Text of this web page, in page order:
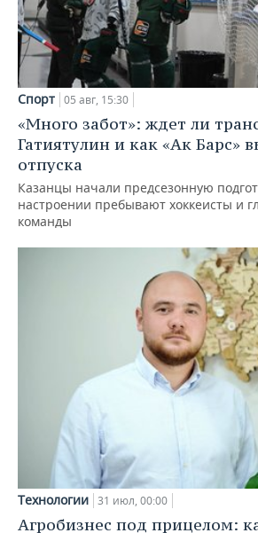
Спорт 05 авг, 15:30
«Много забот»: ждет ли
Гатиятулин и как «Ак Барс»
отпуска
Казанцы начали предсезонную
настроении пребывают хоккеисты и
команды
Технологии 31 июл, 00:00
Агробизнес под прицелом: